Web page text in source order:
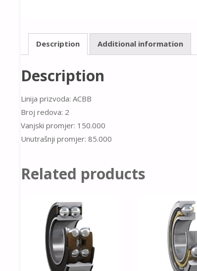
Description Additional information
Description
Linija prizvoda: ACBB
Broj redova: 2
Vanjski promjer: 150.000
Unutrašnji promjer: 85.000
Related products